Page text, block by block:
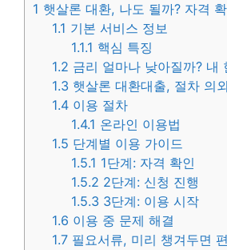
1 햇살론 대환, 나도 될까? 자격
1.1 기본 서비스 정보
1.1.1 핵심 특징
1.2 금리 얼마나 낮아질까? 내
1.3 햇살론 대환대출, 절차 의
1.4 이용 절차
1.4.1 온라인 이용법
1.5 단계별 이용 가이드
1.5.1 1단계: 자격 확인
1.5.2 2단계: 신청 진행
1.5.3 3단계: 이용 시작
1.6 이용 중 문제 해결
1.7 필요서류, 미리 챙겨두면